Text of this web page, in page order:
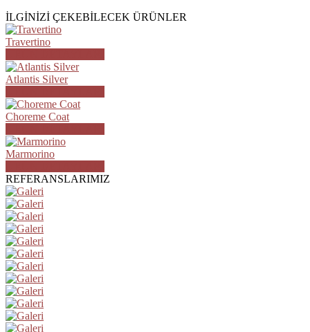
İLGİNİZİ ÇEKEBİLECEK ÜRÜNLER
Travertino
Atlantis Silver
Choreme Coat
Marmorino
REFERANSLARIMIZ